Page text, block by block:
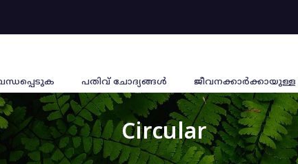
പതിവ് ചോദ്യങ്ങൾ
Circular